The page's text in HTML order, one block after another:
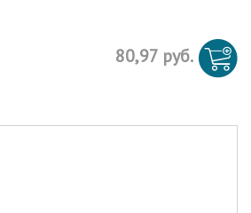
80,97 руб.